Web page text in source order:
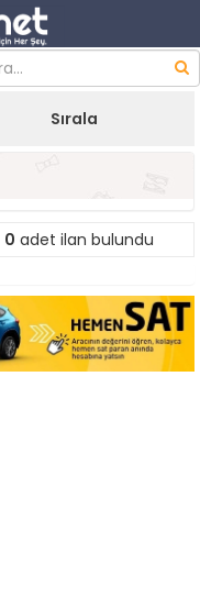
Sırala
0 adet ilan bulundu